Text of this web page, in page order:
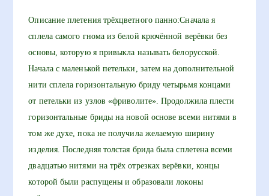
Описание плетения трёхцветного панно:Сначала я
сплела самого гнома из белой крючённой верёвки без
основы, которую я привыкла называть белорусской.
Начала с маленькой петельки, затем на дополнительной
нити сплела горизонтальную бриду четырьмя концами
от петельки из узлов «фриволите». Продолжила плести
горизонтальные бриды на новой основе всеми нитями в
том же духе, пока не получила желаемую ширину
изделия. Последняя толстая брида была сплетена всеми
двадцатью нитями на трёх отрезках верёвки, концы
которой были распущены и образовали локоны